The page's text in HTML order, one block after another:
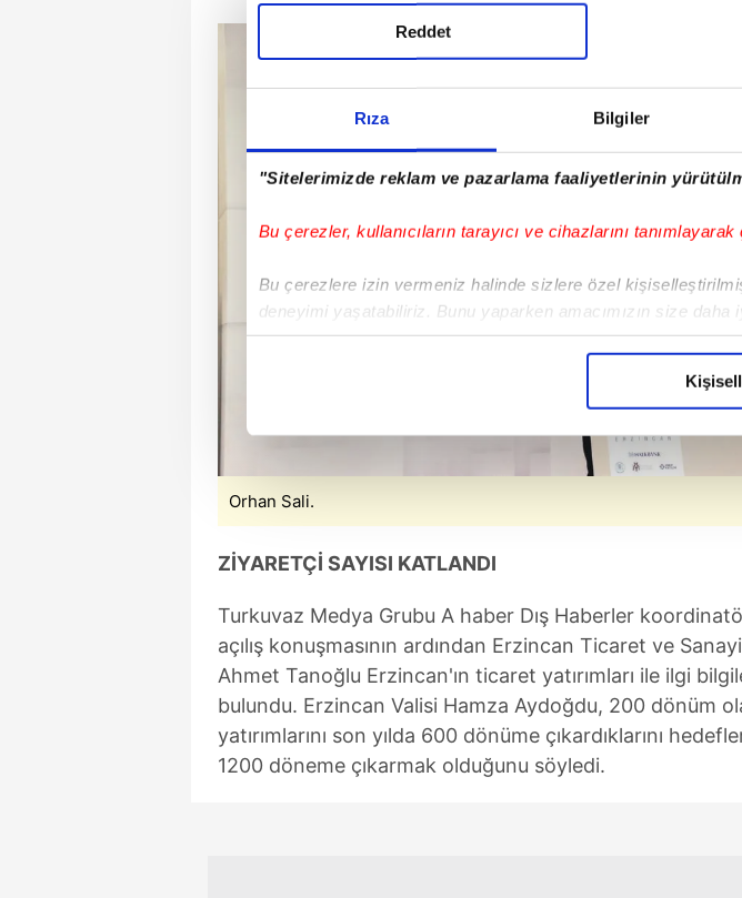
Rıza Bilgiler
"Sitelerimizde reklam ve pazarlama faaliyetlerinin
Bu çerezler, kullanıcıların tarayıcı ve cihazlarını tanımlayarak
Bu çerezlere izin vermeniz halinde sizlere özel
deneyimi yaşatabiliriz. Bunu yaparken amacımızın size
içerikleri sunabilmek adına elimizden gelen çabayı
Sizlere daha iyi bir hizmet sunabilmek için İnternet Sitemizde
çerezler vasıtasıyla çeşitli kişisel verileriniz işlenmekte olup
amacıyla kullanılmaktadır. Diğer çerezler, sitemizin daha
reklam/pazarlama faaliyetlerinin yapılması, amaçlarıyla
Çerezlere ilişkin tercihlerinizi aşağıda yer alan panel
butonuna tıklayabilir,
Çerez Bilgilendirme Metnimizi ziyaret
6698 sayılı Kişisel Verilerin Korunması Kanunu uyarınca
mevzuata uygun olarak kullanılan çerezlerle ilgili bilgi almak
Reddet
Orhan Sali.
ZİYARETÇİ SAYISI KATLANDI
Turkuvaz Medya Grubu A haber Dış Haberler
açılış konuşmasının ardından Erzincan Ticaret ve
Ahmet Tanoğlu Erzincan'ın ticaret yatırımları ile ilgi
bulundu. Erzincan Valisi Hamza Aydoğdu, 200 dönüm
yatırımlarını son yılda 600 dönüme çıkardıklarını
1200 döneme çıkarmak olduğunu söyledi.